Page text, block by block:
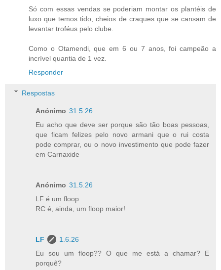
Só com essas vendas se poderiam montar os plantéis de
luxo que temos tido, cheios de craques que se cansam de
levantar troféus pelo clube.
Como o Otamendi, que em 6 ou 7 anos, foi campeão a
incrível quantia de 1 vez.
Responder
Respostas
Anónimo 31.5.26
Eu acho que deve ser porque são tão boas pessoas,
que ficam felizes pelo novo armani que o rui costa
pode comprar, ou o novo investimento que pode fazer
em Carnaxide
Anónimo 31.5.26
LF é um floop
RC é, ainda, um floop maior!
LF
1.6.26
Eu sou um floop?? O que me está a chamar? E
porquê?